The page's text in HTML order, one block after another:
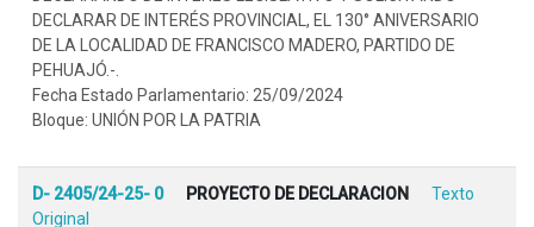
DECLARAR DE INTERÉS PROVINCIAL, EL 130° ANIVERSARIO
DE LA LOCALIDAD DE FRANCISCO MADERO, PARTIDO DE
PEHUAJÓ.-.
Fecha Estado Parlamentario: 25/09/2024
Bloque: UNIÓN POR LA PATRIA
D- 2405/24-25- 0 PROYECTO DE DECLARACION
Texto
Original